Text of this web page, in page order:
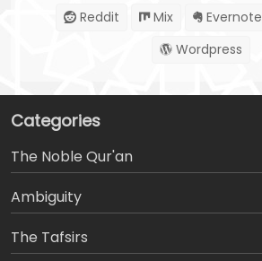
Reddit
Mix Evernote
Wordpress
Categories
The Noble Qur'an
Ambiguity
The Tafsirs